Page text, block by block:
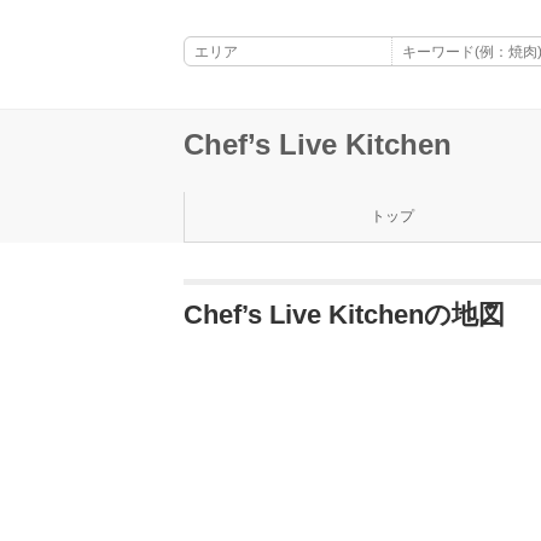
Chef’s Live Kitchen
トップ
Chef’s Live Kitchenの地図